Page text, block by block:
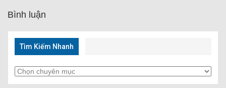
Bình luận
Tìm Kiếm Nhanh
Tìm
Kiếm